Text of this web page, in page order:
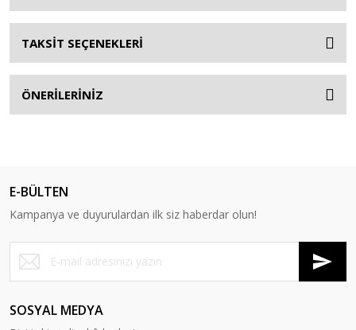
TAKSİT SEÇENEKLERİ
ÖNERİLERİNİZ
E-BÜLTEN
Kampanya ve duyurulardan ilk siz haberdar olun!
SOSYAL MEDYA